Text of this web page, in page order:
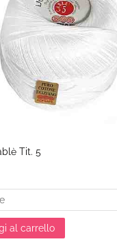
Tit. 5
al carrello